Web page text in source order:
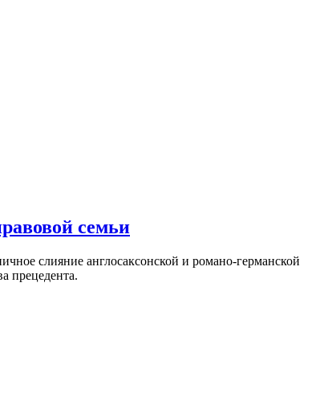
семьи
слияние англосаксонской и романо-германской
прецедента.